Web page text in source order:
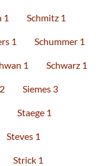
1 Schmitz 1
1 Schummer 1
1 Schwarz 1
Siemes 3
Staege 1
Steves 1
Strick 1